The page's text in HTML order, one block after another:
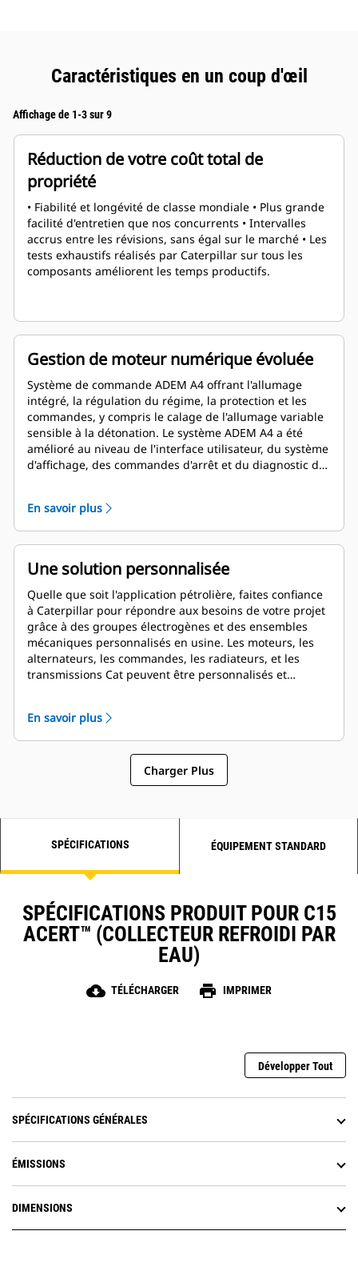
Caractéristiques en un coup d'œil
Affichage de 1-3 sur 9
Réduction de votre coût total de
propriété
• Fiabilité et longévité de classe mondiale • Plus grande
facilité d'entretien que nos concurrents • Intervalles
accrus entre les révisions, sans égal sur le marché • Les
tests exhaustifs réalisés par Caterpillar sur tous les
composants améliorent les temps productifs.
Gestion de moteur numérique évoluée
Système de commande ADEM A4 offrant l'allumage
intégré, la régulation du régime, la protection et les
commandes, y compris le calage de l'allumage variable
sensible à la détonation. Le système ADEM A4 a été
amélioré au niveau de l'interface utilisateur, du système
d'affichage, des commandes d'arrêt et du diagnostic du
En savoir plus
Une solution personnalisée
Quelle que soit l'application pétrolière, faites confiance
à Caterpillar pour répondre aux besoins de votre projet
grâce à des groupes électrogènes et des ensembles
mécaniques personnalisés en usine. Les moteurs, les
alternateurs, les commandes, les radiateurs, et les
transmissions Cat peuvent être personnalisés et
ensembles personnalisés sont pris en charge dans le
monde entier et couverts par une garantie de un an
après la mise en service.
En savoir plus
Charger Plus
SPÉCIFICATIONS ÉQUIPEMENT STANDARD
SPÉCIFICATIONS PRODUIT POUR C15
ACERT™ (COLLECTEUR REFROIDI PAR
EAU)
cloud_download TÉLÉCHARGER print IMPRIMER
Développer Tout
SPÉCIFICATIONS GÉNÉRALES
ÉMISSIONS
DIMENSIONS